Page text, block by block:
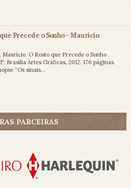
Precede o Sonho - Maurício
Maurício. O Rosto que Precede o Sonho .
Brasília Artes Gráficas, 2012. 176 páginas.
“Os sinais...
PARCEIRAS